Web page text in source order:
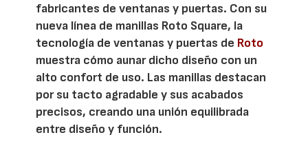
fabricantes de ventanas y puertas. Con su
nueva línea de manillas Roto Square, la
tecnología de ventanas y puertas de Roto
muestra cómo aunar dicho diseño con un
alto confort de uso. Las manillas destacan
por su tacto agradable y sus acabados
precisos, creando una unión equilibrada
entre diseño y función.